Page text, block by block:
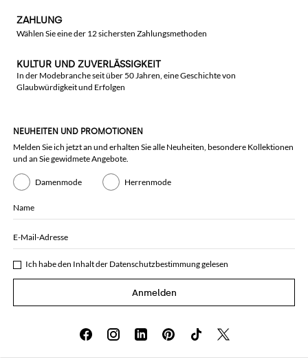
ZAHLUNG
Wählen Sie eine der 12 sichersten Zahlungsmethoden
KULTUR UND ZUVERLÄSSIGKEIT
In der Modebranche seit über 50 Jahren, eine Geschichte von
Glaubwürdigkeit und Erfolgen
NEUHEITEN UND PROMOTIONEN
Melden Sie ich jetzt an und erhalten Sie alle Neuheiten, besondere Kollektionen
und an Sie gewidmete Angebote.
Damenmode Herrenmode
Name
E-Mail-Adresse
Ich habe den Inhalt der Datenschutzbestimmunggelesen
Anmelden